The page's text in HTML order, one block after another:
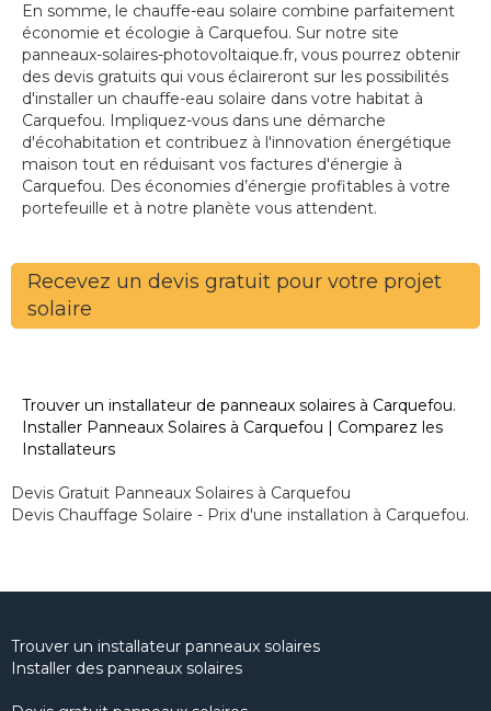
En somme, le chauffe-eau solaire combine parfaitement
économie et écologie à Carquefou. Sur notre site
panneaux-solaires-photovoltaique.fr, vous pourrez obtenir
des devis gratuits qui vous éclaireront sur les possibilités
d'installer un chauffe-eau solaire dans votre habitat à
Carquefou. Impliquez-vous dans une démarche
d'écohabitation et contribuez à l'innovation énergétique
maison tout en réduisant vos factures d'énergie à
Carquefou. Des économies d’énergie profitables à votre
portefeuille et à notre planète vous attendent.
Recevez un devis gratuit pour votre projet
solaire
Trouver un installateur de panneaux solaires à Carquefou.
Installer Panneaux Solaires à Carquefou | Comparez les
Installateurs
Devis Gratuit Panneaux Solaires à Carquefou
Devis Chauffage Solaire - Prix d'une installation à Carquefou.
Trouver un installateur panneaux solaires
Installer des panneaux solaires